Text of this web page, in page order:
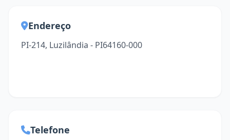
Endereço
PI-214, Luzilândia - PI64160-000
Telefone